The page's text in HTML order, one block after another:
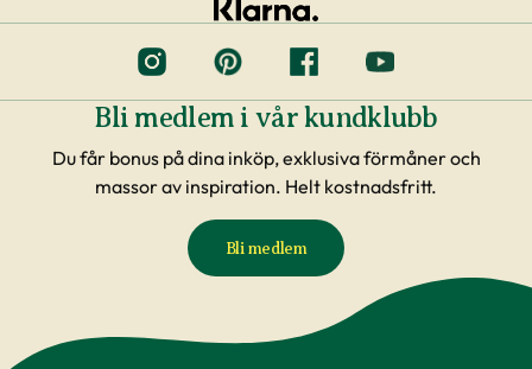
Bli medlem i vår kundklubb
Du får bonus på dina inköp, exklusiva förmåner och
massor av inspiration. Helt kostnadsfritt.
Bli medlem